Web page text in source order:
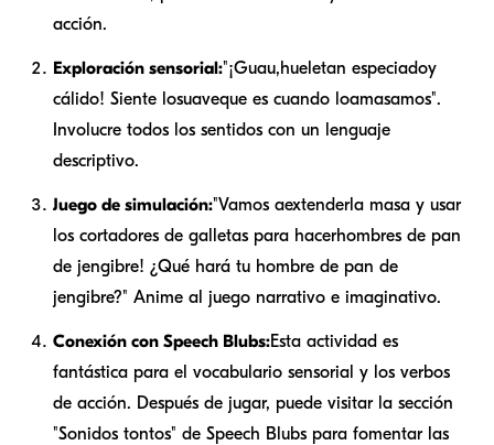
acción.
Exploración sensorial:"¡Guau,hueletan especiadoy
cálido! Siente losuaveque es cuando loamasamos".
Involucre todos los sentidos con un lenguaje
descriptivo.
Juego de simulación:"Vamos aextenderla masa y usar
los cortadores de galletas para hacerhombres de pan
de jengibre! ¿Qué hará tu hombre de pan de
jengibre?" Anime al juego narrativo e imaginativo.
Conexión con Speech Blubs:Esta actividad es
fantástica para el vocabulario sensorial y los verbos
de acción. Después de jugar, puede visitar la sección
"Sonidos tontos" de Speech Blubs para fomentar las